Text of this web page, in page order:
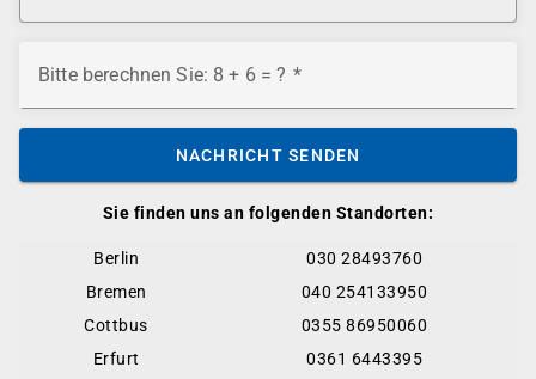
Sie finden uns an folgenden Standorten:
Berlin
030 28493760
Bremen
040 254133950
Cottbus
0355 86950060
Erfurt
0361 6443395
Bitte berechnen Sie: 8 + 6 = ?
NACHRICHT SENDEN